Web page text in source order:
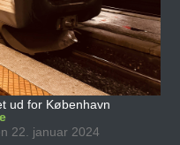
ud for København
22. januar 2024